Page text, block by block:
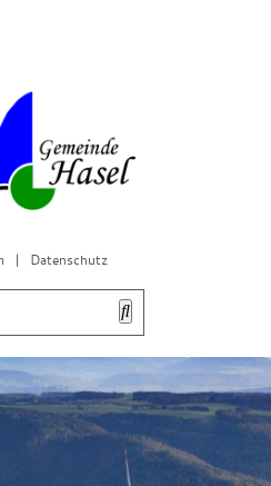
| Datenschutz
Gemeinderat